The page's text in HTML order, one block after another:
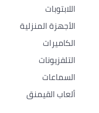
اللابتوبات
الأجهزة المنزلية
الكاميرات
التلفزيونات
السماعات
ألعاب القيمنق